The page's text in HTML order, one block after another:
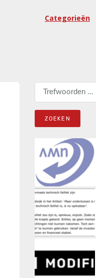
Categorieën
Zoeken naar: